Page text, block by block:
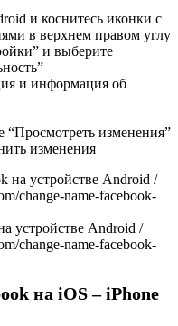
и коснитесь иконки с
в верхнем правом углу
и выберите
и информация об
изменения”
изменения
устройстве Android /
change-name-facebook-
на iOS – iPhone